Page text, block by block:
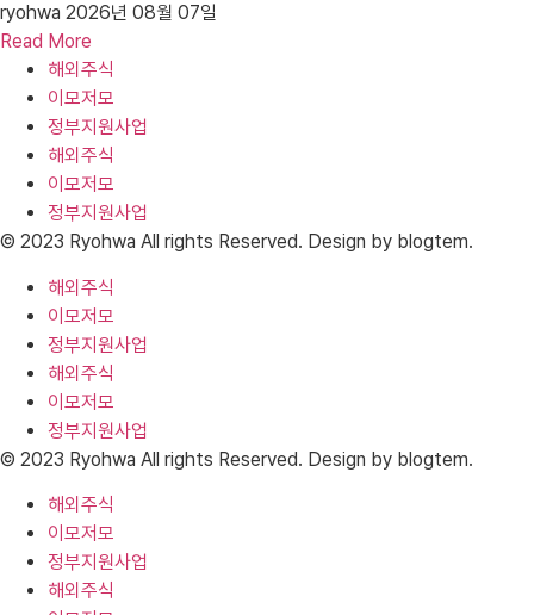
ryohwa 2026년 08월 07일
Read More
해외주식
이모저모
정부지원사업
해외주식
이모저모
정부지원사업
© 2023 Ryohwa All rights Reserved. Design by blogtem.
해외주식
이모저모
정부지원사업
해외주식
이모저모
정부지원사업
© 2023 Ryohwa All rights Reserved. Design by blogtem.
해외주식
이모저모
정부지원사업
해외주식